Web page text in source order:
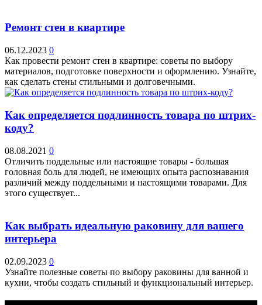
Ремонт стен в квартире
06.12.2023 0
Как провести ремонт стен в квартире: советы по выбору
материалов, подготовке поверхности и оформлению. Узнайте,
как сделать стены стильными и долговечными.
Как определяется подлинность товара по штрих-
коду?
08.08.2021 0
Отличить поддельные или настоящие товары - большая
головная боль для людей, не имеющих опыта распознавания
различий между поддельными и настоящими товарами. Для
этого существует...
Как выбрать идеальную раковину для вашего
интерьера
02.09.2023 0
Узнайте полезные советы по выбору раковины для ванной и
кухни, чтобы создать стильный и функциональный интерьер.